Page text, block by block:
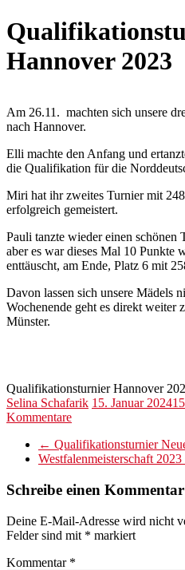
Hannover 2023
Am 26.11. machten sich unsere
nach Hannover.
Elli machte den Anfang und
die Qualifikation für die
Miri hat ihr zweites Turnier mit
erfolgreich gemeistert.
Pauli tanzte wieder einen schönen
aber es war dieses Mal 10 Punkte
enttäuscht, am Ende, Platz 6 mit
Davon lassen sich unsere Mädels
Wochenende geht es direkt weiter
Münster.
Qualifikationsturnier Hannover
Selina Schafarik 15. Januar 2024
Kommentare
← Qualifikationsturnier
Westfalenmeisterschaft
Schreibe einen Kommentar
Deine E-Mail-Adresse wird nicht
Felder sind mit * markiert
Kommentar *